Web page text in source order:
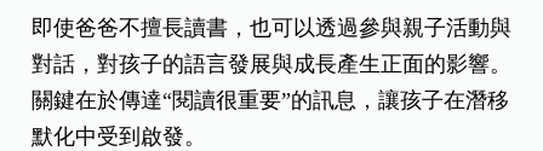
即使爸爸不擅長讀書，也可以透過參與親子活動與
對話，對孩子的語言發展與成長產生正面的影響。
關鍵在於傳達“閱讀很重要”的訊息，讓孩子在潛移
默化中受到啟發。